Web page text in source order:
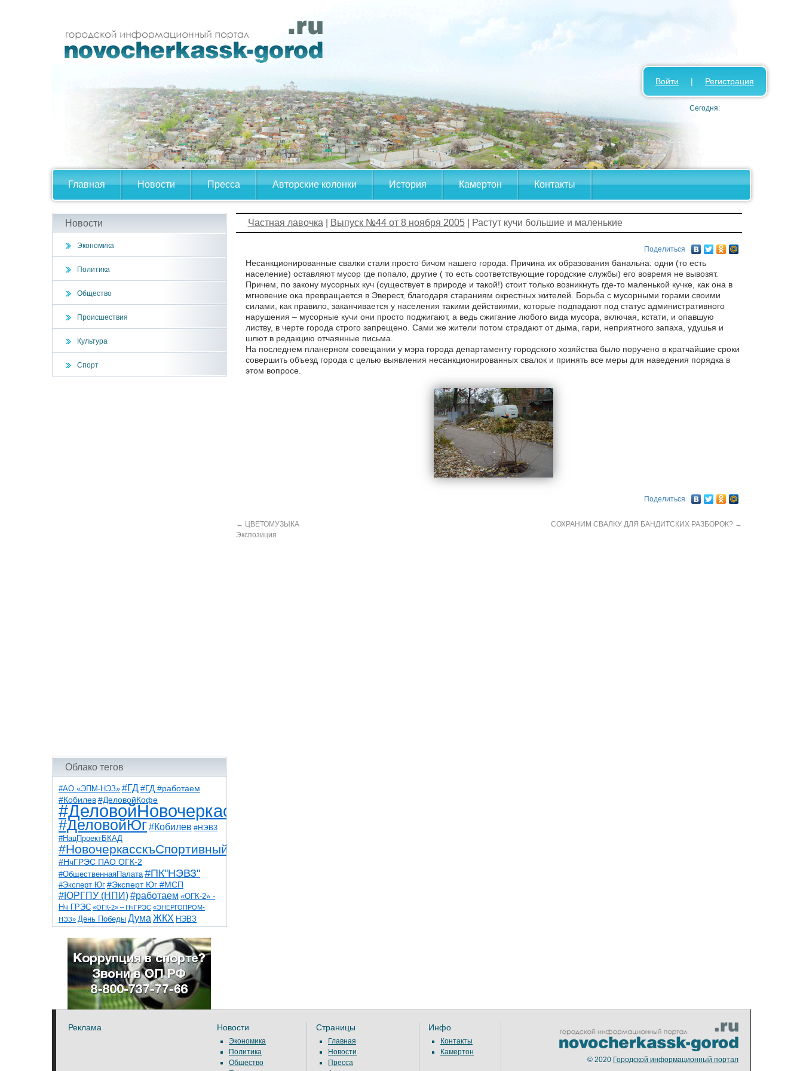
Главная Новости Пресса Авторские колонки История Камертон Контакты
Войти | Регистрация
Сегодня:
Новости
Экономика
Политика
Общество
Происшествия
Культура
Спорт
Облако тегов
#АО «ЭПМ-НЭЗ» #ГД #ГД #работаем
#Кобилев #ДеловойКофе
#ДеловойНовочеркасск
#ДеловойЮг#Кобилев #НЭВЗ
#НацПроектБКАД
#НовочеркасскъСпортивный
#НчГРЭС ПАО ОГК-2
#ОбщественнаяПалата #ПК"НЭВЗ"
#Эксперт Юг #Эксперт Юг #МСП
#ЮРГПУ (НПИ)#работаем «ОГК-2» -
Нч ГРЭС «ОГК-2» – НчГРЭС «ЭНЕРГОПРОМ-
НЭЗ» День Победы Дума ЖКХ НЭВЗ
НчГРЭС ТНТ
благоустройствоветераны выборы
детидороги казаки коррупция космос
общественная палата парк пожар роща
спорт театр транспорт художники
Частная лавочка Выпуск №44 от 8 ноября 2005| Растут кучи большие и маленькие
Поделиться
Несанкционированные свалки стали просто бичом нашего города. Причина их образования банальна: одни (то есть
население) оставляют мусор где попало, другие ( то есть соответствующие городские службы) его вовремя не вывозят.
Причем, по закону мусорных куч (существует в природе и такой!) стоит только возникнуть где-то маленькой кучке, как она в
мгновение ока превращается в Эверест, благодаря стараниям окрестных жителей. Борьба с мусорными горами своими
силами, как правило, заканчивается у населения такими действиями, которые подпадают под статус административного
нарушения – мусорные кучи они просто поджигают, а ведь сжигание любого вида мусора, включая, кстати, и опавшую
листву, в черте города строго запрещено. Сами же жители потом страдают от дыма, гари, неприятного запаха, удушья и
шлют в редакцию отчаянные письма.
На последнем планерном совещании у мэра города департаменту городского хозяйства было поручено в кратчайшие сроки
совершить объезд города с целью выявления несанкционированных свалок и принять все меры для наведения порядка в
этом вопросе.
Поделиться
← ЦВЕТОМУЗЫКА
Экспозиция
СОХРАНИМ СВАЛКУ ДЛЯ БАНДИТСКИХ РАЗБОРОК? →
Реклама Новости
Экономика
Политика
Общество
Страницы
Главная
Новости
Пресса
Инфо
Контакты
Камертон
© 2020 Городской информационный портал